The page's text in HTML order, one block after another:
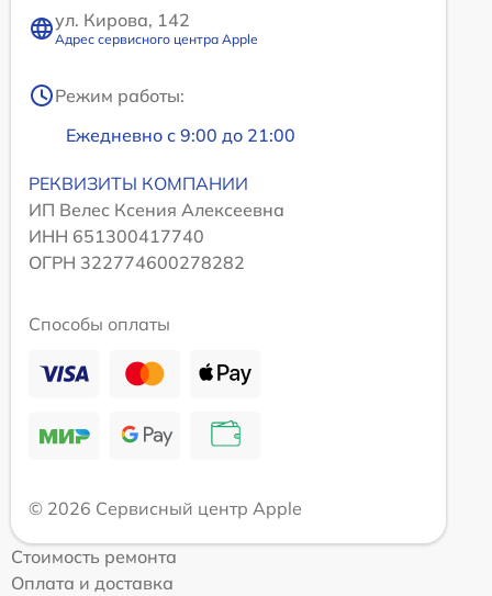
ул. Кирова, 142
Адрес сервисного центра Apple
Режим работы:
Ежедневно с 9:00 до 21:00
РЕКВИЗИТЫ КОМПАНИИ
ИП Велес Ксения Алексеевна
ИНН 651300417740
ОГРН 322774600278282
Способы оплаты
© 2026 Сервисный центр Apple
Стоимость ремонта
Оплата и доставка